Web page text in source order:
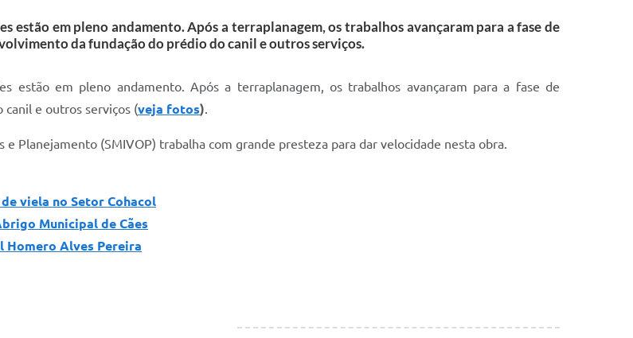
estão em pleno andamento. Após a terraplanagem, os trabalhos avançaram para a fase de
da fundação do prédio do canil e outros serviços.
estão em pleno andamento. Após a terraplanagem, os trabalhos avançaram para a fase de
e outros serviços (veja fotos).
Planejamento (SMIVOP) trabalha com grande presteza para dar velocidade nesta obra.
viela no Setor Cohacol
Municipal de Cães
Alves Pereira